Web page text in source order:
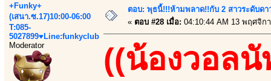
+Funky+
(เสนา.ซ.17)10:00-06:00
T:085-
5027899♥Line:funkyclub
Moderator
ตอบ: พุธนี้!!!ห้ามพลาด!!กับ 2 สาวระดับดา
« ตอบ #28 เมื่อ: 04:10:44 AM 13 พฤศจิก
((น้องวอลนั